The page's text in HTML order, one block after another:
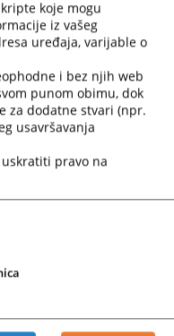
koje mogu
iz vašeg
uređaja, varijable o
i bez njih web
punom obimu, dok
za dodatne stvari (npr.
usavršavanja
pravo na